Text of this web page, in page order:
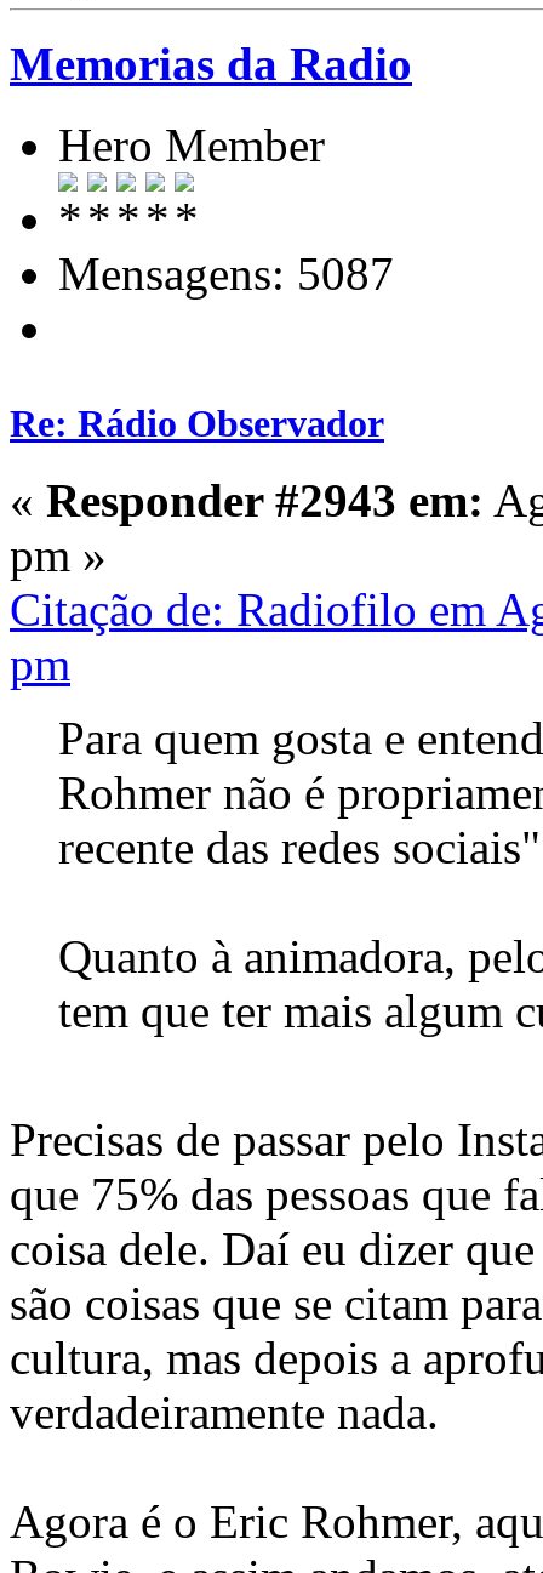
Memorias da Radio
Hero Member
Mensagens: 5087
Re: Rádio Observador
« Responder #2943 em:
pm »
Citação de: Radiofilo em
pm
Para quem gosta e
Rohmer não é
recente das redes
Quanto à animadora,
tem que ter mais algum
Precisas de passar pelo
que 75% das pessoas que
coisa dele. Daí eu dizer
são coisas que se citam
cultura, mas depois a
verdadeiramente nada.
Agora é o Eric Rohmer,